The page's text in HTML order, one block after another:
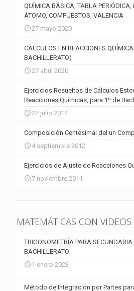
QUÍMICA BÁSICA, TABLA PERIÓDICA,
ÁTOMO, COMPUESTOS, VALENCIA
27 mayo 2020
CÁLCULOS EN REACCIONES
BACHILLERATO)
27 abril 2020
Ejercicios Resueltos de Cálculos
Reacciones Químicas, para 1º de
22 julio 2014
Composición Centesimal del un
4 septiembre 2012
Ejercicios de Ajuste de Reacciones
7 noviembre 2011
MATEMÁTICAS CON VIDEOS
TRIGONOMETRÍA PARA SECUNDARIA
BACHILLERATO
1 enero 2023
Método de Integración por Partes